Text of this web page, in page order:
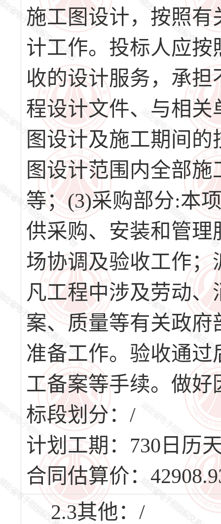
施工图设计，按照
计工作。投标人应
收的设计服务，承
程设计文件、与相
图设计及施工期间
图设计范围内全部
等；(3)采购部分:本
供采购、安装和管
场协调及验收工作
凡工程中涉及劳动
案、质量等有关政
准备工作。验收通
工备案等手续。做
标段划分：/
计划工期：730日历
合同估算价：
2.3其他：/